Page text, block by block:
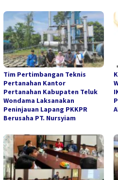
Tim Pertimbangan Teknis
Pertanahan Kantor
Pertanahan Kabupaten Teluk
Wondama Laksanakan
Peninjauan Lapang PKKPR
Berusaha PT. Nursyiam